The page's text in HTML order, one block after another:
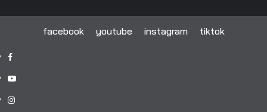
facebook youtube instagram tiktok
facebook
youtube
instagram